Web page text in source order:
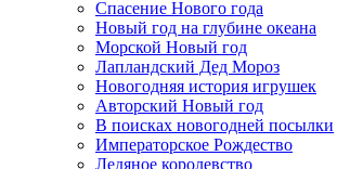
Спасение Нового года
Новый год на глубине океана
Морской Новый год
Лапландский Дед Мороз
Новогодняя история игрушек
Авторский Новый год
В поисках новогодней посылки
Императорское Рождество
Ледяное королевство